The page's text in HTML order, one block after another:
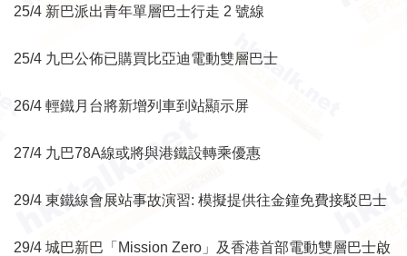
25/4 新巴派出青年單層巴士行走 2 號線
25/4 九巴公佈已購買比亞迪電動雙層巴士
26/4 輕鐵月台將新增列車到站顯示屏
27/4 九巴78A線或將與港鐵設轉乘優惠
29/4 東鐵線會展站事故演習: 模擬提供往金鐘免費接駁巴士
29/4 城巴新巴「Mission Zero」及香港首部電動雙層巴士啟